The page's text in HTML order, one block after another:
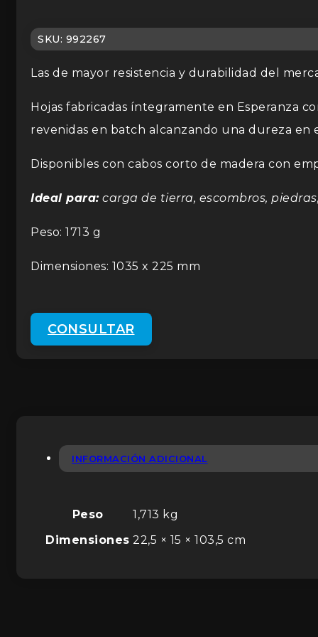
SKU: 992267
Las de mayor resistencia y durabilidad del
Hojas fabricadas íntegramente en Esperanza
revenidas en batch alcanzando una dureza en
Disponibles con cabos corto de madera con
Ideal para:carga de tierra, escombros,
Peso: 1713 g
Dimensiones: 1035 x 225 mm
CONSULTAR
INFORMACIÓN ADICIONAL
Peso
1,713 kg
Dimensiones 22,5 × 15 × 103,5 cm